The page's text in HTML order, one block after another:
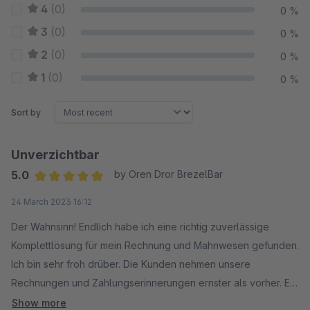
4 (0) 0 %
3 (0) 0 %
2 (0) 0 %
1 (0) 0 %
Sort by
Unverzichtbar
5.0
by Oren Dror BrezelBar
24 March 2023 16:12
Der Wahnsinn! Endlich habe ich eine richtig zuverlässige
Komplettlösung für mein Rechnung und Mahnwesen gefunden.
Ich bin sehr froh drüber. Die Kunden nehmen unsere
Rechnungen und Zahlungserinnerungen ernster als vorher. Es
kommt dadurch kaum mehr zu langen Verzögerungen.
Show more